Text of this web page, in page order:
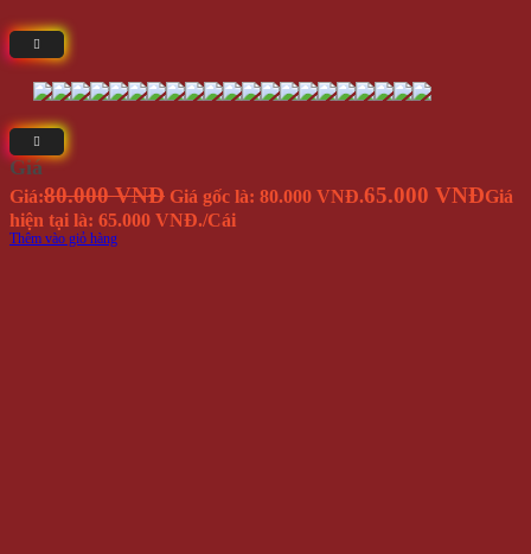
Giá
Giá:80.000 VNĐ Giá gốc là: 80.000 VNĐ.65.000 VNĐGiá
hiện tại là: 65.000 VNĐ./Cái
Thêm vào giỏ hàng